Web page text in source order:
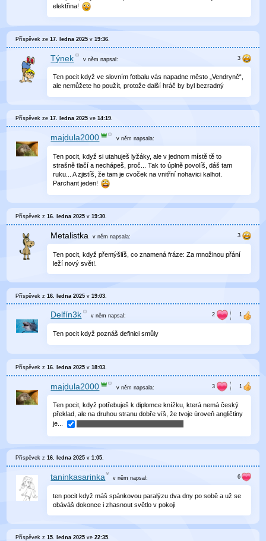
elektřina!
Příspěvek ze17. ledna 2025 v19:36
Týnek v němnapsal:
Ten pocit když ve slovním fotbalu vás napadne město „Vendryně“,
ale nemůžete ho použít, protože další hráč by byl bezradný
Příspěvek ze17. ledna 2025 ve14:19.
majdula2000 v něm napsala:
Ten pocit, když si utahuješ lyžáky, ale v jednom místě tě to
strašně tlačí a nechápeš, proč... Tak to úplně povolíš, dáš tam
ruku... A zjistíš, že tam je cvoček na vnitřní nohavici kalhot.
Parchant jeden!
Příspěvek z16. ledna 2025 v19:30.
Metalistka v něm napsala:
Ten pocit, když přemýšlíš, co znamená fráze: Za množinou přání
leží nový svět!.
Příspěvek z16. ledna 2025 v19:03
Delfín3k v němnapsal:
Ten pocit když poznáš definici smůly
Příspěvek z16. ledna 2025 v18:03
majdula2000 v něm napsala:
Ten pocit, když potřebuješ k diplomce knížku, která nemá český
překlad, ale na druhou stranu dobře víš, že tvoje úroveň angličtiny
je...
Příspěvek z16. ledna 2025 v1:05.
taninkasarinka v něm napsal:
ten pocit když máš spánkovou paralýzu dva dny po sobě a už se
obáváš dokonce i zhasnout světlo v pokoji
Příspěvek z15. ledna 2025 ve22:35